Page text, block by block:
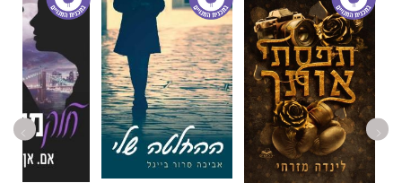
מפתיע, קצבי ומהנה.